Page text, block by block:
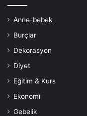
Anne-bebek
Burçlar
Dekorasyon
Diyet
Eğitim & Kurs
Ekonomi
Gebelik